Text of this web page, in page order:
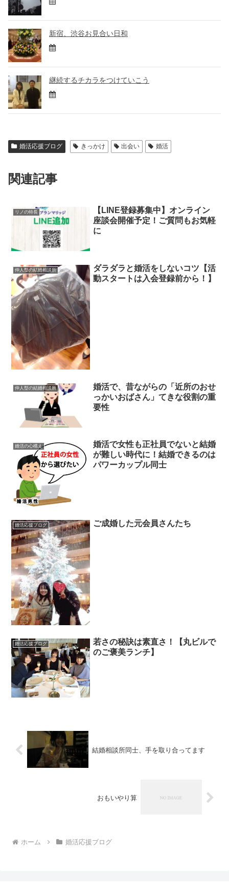
新宿、渋谷お見合い日和
継続するチカラをつけていこう
婚活応援ブログ きっかけ 出会い 婚活
関連記事
リノの特長
【LINE登録募集中】オンライン
座談会開催予定！ご質問もお気軽
に
仲人型の結婚相談所
ダラダラと婚活をしないコツ【活
動スタートは入会登録前から！】
仲人型の結婚相談所
婚活で、昔ながらの「近所のおせ
っかいおばさん」てきな役割の重
要性
婚活の心構え
婚活で女性も正社員でないと結婚
が難しい時代に！結婚できるのは
パワーカップル同士
婚活応援ブログ ご成婚した元会員さんたち
婚活応援ブログ
若さの秘訣は素直さ！【丸ビルで
のご褒美ランチ】
結婚相談所同士、手を取り合ってます
おもいやり算
ホーム 婚活応援ブログ